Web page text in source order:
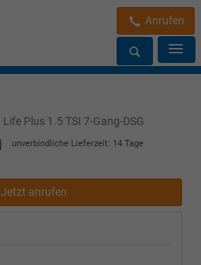
Anrufen
Life Plus 1.5 TSI 7-Gang-DSG
unverbindliche Lieferzeit: 14 Tage
Jetzt anrufen